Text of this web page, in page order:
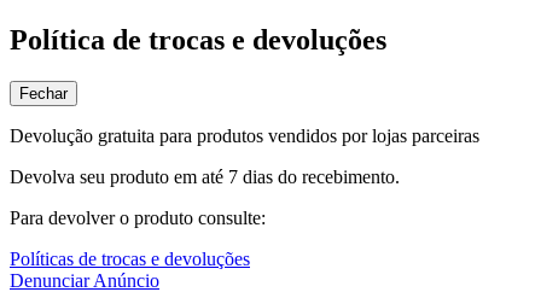
Política de trocas e devoluções
Fechar
Devolução gratuita para produtos vendidos por lojas parceiras
Devolva seu produto em até 7 dias do recebimento.
Para devolver o produto consulte:
Políticas de trocas e devoluções
Denunciar Anúncio